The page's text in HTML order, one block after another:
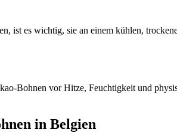
ist es wichtig, sie an einem kühlen,
Bohnen vor Hitze, Feuchtigkeit und
in Belgien